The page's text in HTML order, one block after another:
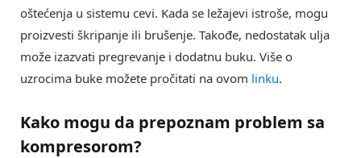
oštećenja u sistemu cevi. Kada se ležajevi istroše, mogu
proizvesti škripanje ili brušenje. Takođe, nedostatak ulja
može izazvati pregrevanje i dodatnu buku. Više o
uzrocima buke možete pročitati na ovom linku.
Kako mogu da prepoznam problem sa
kompresorom?